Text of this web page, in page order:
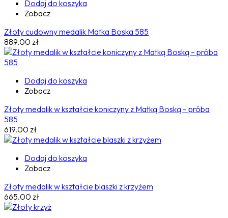
Dodaj do koszyka
Zobacz
Złoty cudowny medalik Matka Boska 585
889.00 zł
Dodaj do koszyka
Zobacz
Złoty medalik w kształcie koniczyny z Matką Boską – próba
585
619.00 zł
Dodaj do koszyka
Zobacz
Złoty medalik w kształcie blaszki z krzyżem
665.00 zł